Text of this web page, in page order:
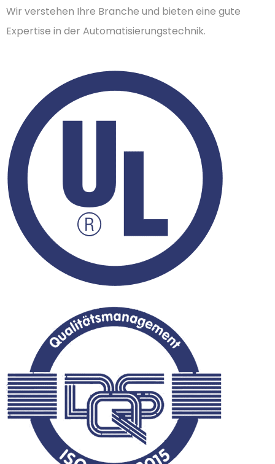
Wir verstehen Ihre Branche und bieten eine gute
Expertise in der Automatisierungstechnik.